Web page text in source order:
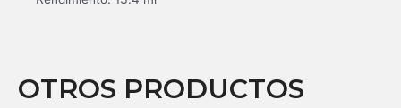
OTROS PRODUCTOS